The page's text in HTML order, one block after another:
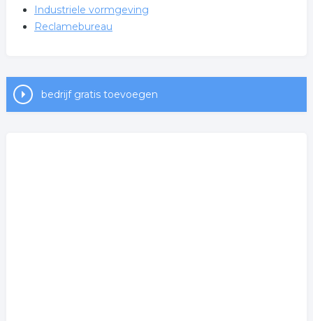
Industriele vormgeving
Reclamebureau
bedrijf gratis toevoegen